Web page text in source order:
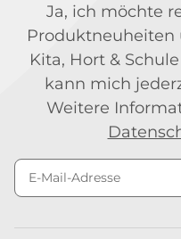
Ja, ich möchte
Produktneuheiten
Kita, Hort &
kann mich
Weitere